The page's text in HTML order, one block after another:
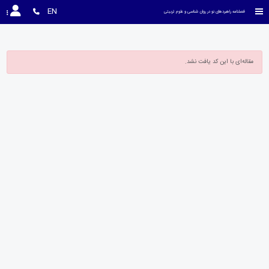
فصلنامه راهبردهای نو در روان شناسی و علوم تربیتی EN
مقاله‌ای با این کد یافت نشد.